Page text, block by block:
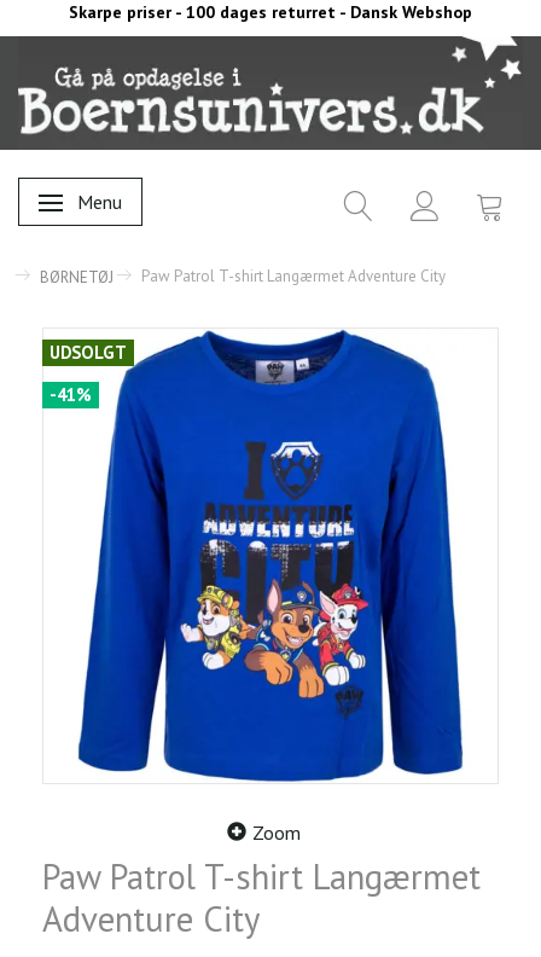
Skarpe priser - 100 dages returret - Dansk Webshop
Skifte navigation
Menu
BØRNETØJ Paw Patrol T-shirt Langærmet Adventure City
UDSOLGT
-41%
Zoom
Paw Patrol T-shirt Langærmet
Adventure City